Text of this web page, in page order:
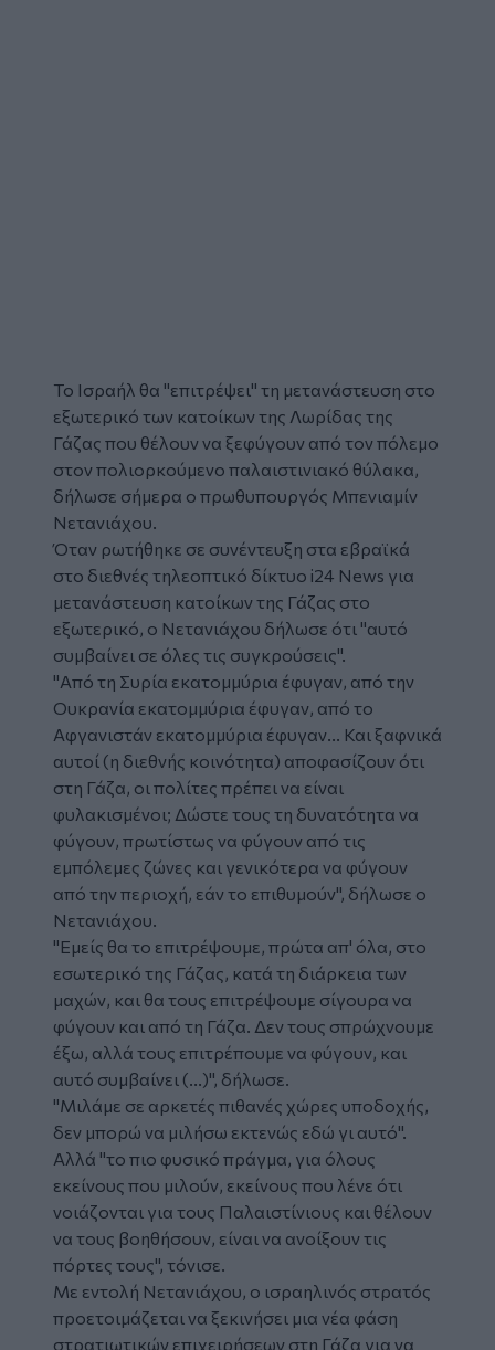
Το Ισραήλ θα "επιτρέψει" τη μετανάστευση στο
εξωτερικό των κατοίκων της Λωρίδας της
Γάζας που θέλουν να ξεφύγουν από τον πόλεμο
στον πολιορκούμενο παλαιστινιακό θύλακα,
δήλωσε σήμερα ο πρωθυπουργός Μπενιαμίν
Νετανιάχου.
Όταν ρωτήθηκε σε συνέντευξη στα εβραϊκά
στο διεθνές τηλεοπτικό δίκτυο i24 News για
μετανάστευση κατοίκων της Γάζας στο
εξωτερικό, ο Νετανιάχου δήλωσε ότι "αυτό
συμβαίνει σε όλες τις συγκρούσεις".
"Από τη Συρία εκατομμύρια έφυγαν, από την
Ουκρανία εκατομμύρια έφυγαν, από το
Αφγανιστάν εκατομμύρια έφυγαν... Και ξαφνικά
αυτοί (η διεθνής κοινότητα) αποφασίζουν ότι
στη Γάζα, οι πολίτες πρέπει να είναι
φυλακισμένοι; Δώστε τους τη δυνατότητα να
φύγουν, πρωτίστως να φύγουν από τις
εμπόλεμες ζώνες και γενικότερα να φύγουν
από την περιοχή, εάν το επιθυμούν", δήλωσε ο
Νετανιάχου.
"Εμείς θα το επιτρέψουμε, πρώτα απ' όλα, στο
εσωτερικό της Γάζας, κατά τη διάρκεια των
μαχών, και θα τους επιτρέψουμε σίγουρα να
φύγουν και από τη Γάζα. Δεν τους σπρώχνουμε
έξω, αλλά τους επιτρέπουμε να φύγουν, και
αυτό συμβαίνει (...)", δήλωσε.
"Μιλάμε σε αρκετές πιθανές χώρες υποδοχής,
δεν μπορώ να μιλήσω εκτενώς εδώ γι αυτό".
Αλλά "το πιο φυσικό πράγμα, για όλους
εκείνους που μιλούν, εκείνους που λένε ότι
νοιάζονται για τους Παλαιστίνιους και θέλουν
να τους βοηθήσουν, είναι να ανοίξουν τις
πόρτες τους", τόνισε.
Με εντολή Νετανιάχου, ο ισραηλινός στρατός
προετοιμάζεται να ξεκινήσει μια νέα φάση
στρατιωτικών επιχειρήσεων στη Γάζα για να